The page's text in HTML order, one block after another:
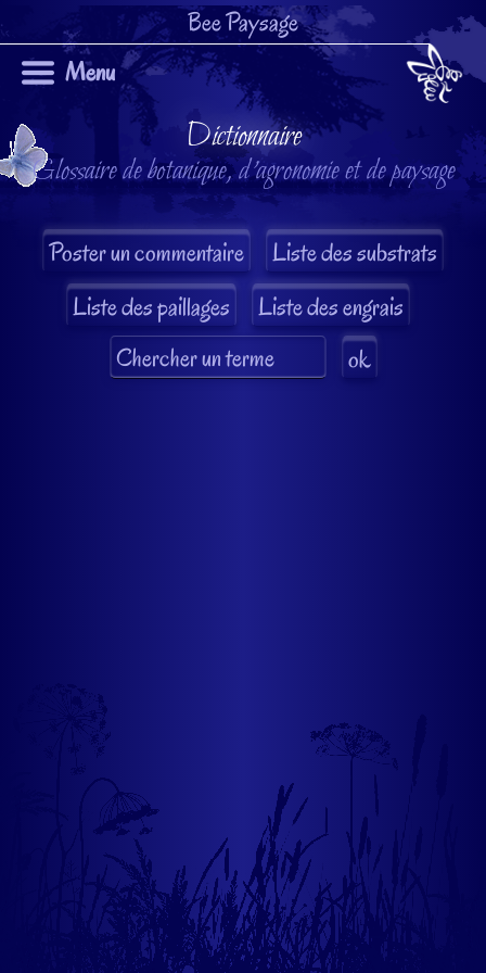
Bee Paysage
Menu
Dictionnaire
Glossaire de botanique, d'agronomie et de paysage
Liste des substrats
Liste des paillages
Liste des engrais